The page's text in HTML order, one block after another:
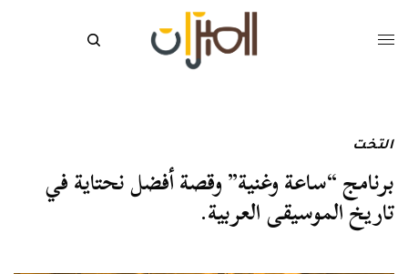
التخت
برنامج “ساعة وغنية” وقصة أفضل نحتاية في
تاريخ الموسيقى العربية.